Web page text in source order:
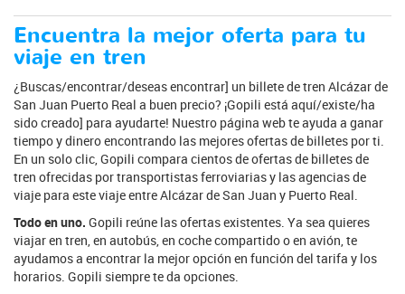
Encuentra la mejor oferta para tu
viaje en tren
¿Buscas/encontrar/deseas encontrar] un billete de tren Alcázar de
San Juan Puerto Real a buen precio? ¡Gopili está aquí/existe/ha
sido creado] para ayudarte! Nuestro página web te ayuda a ganar
tiempo y dinero encontrando las mejores ofertas de billetes por ti.
En un solo clic, Gopili compara cientos de ofertas de billetes de
tren ofrecidas por transportistas ferroviarias y las agencias de
viaje para este viaje entre Alcázar de San Juan y Puerto Real.
Todo en uno. Gopili reúne las ofertas existentes. Ya sea quieres
viajar en tren, en autobús, en coche compartido o en avión, te
ayudamos a encontrar la mejor opción en función del tarifa y los
horarios. Gopili siempre te da opciones.